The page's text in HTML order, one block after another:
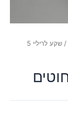
/ שקע לריליי 5